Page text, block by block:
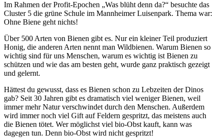
Im Rahmen der Profit-Epochen „Was blüht denn da?“ besuchte das
Cluster 5 die grüne Schule im Mannheimer Luisenpark. Thema war:
Ohne Biene geht nichts!
Über 500 Arten von Bienen gibt es. Nur ein kleiner Teil produziert
Honig, die anderen Arten nennt man Wildbienen. Warum Bienen so
wichtig sind für uns Menschen, warum es wichtig ist Bienen zu
schützen und wie das am besten geht, wurde ganz praktisch gezeigt
und gelernt.
Hättest du gewusst, dass es Bienen schon zu Lebzeiten der Dinos
gab? Seit 30 Jahren gibt es dramatisch viel weniger Bienen, weil
immer mehr Natur verschwindet durch den Menschen. Außerdem
wird immer noch viel Gift auf Feldern gespritzt, das meistens auch
die Bienen tötet. Wer möglichst viel bio-Obst kauft, kann was
dagegen tun. Denn bio-Obst wird nicht gespritzt!